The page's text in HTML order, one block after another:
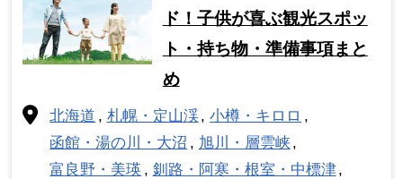
ド！子供が喜ぶ観光スポッ
ト・持ち物・準備事項まと
め
北海道 札幌・定山渓
小樽・キロロ
函館・湯の川・大沼
旭川・層雲峡
富良野・美瑛
釧路・阿寒・根室・中標津